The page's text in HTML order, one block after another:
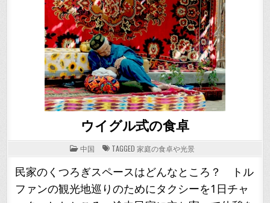
ウイグル式の食卓
POSTED
IN
中国 TAGGED 家庭の食卓や光景
民家のくつろぎスペースはどんなところ？ トル
ファンの観光地巡りのためにタクシーを1日チャ